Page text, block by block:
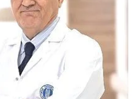
Üniversite Kayıt Tarihleri ve Detayları
Uyum Haftası Ne Zaman Başlıyor?
Doktoru ve Mühendislik Birliği: Yeni